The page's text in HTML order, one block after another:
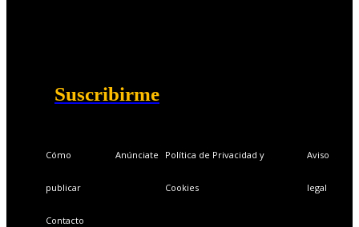
Suscribirme
Cómo
publicar
Anúnciate Política de Privacidad y
Cookies
Aviso
legal
Contacto